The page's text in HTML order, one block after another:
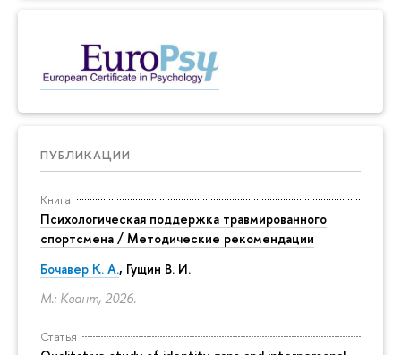
ПУБЛИКАЦИИ
Книга
Психологическая поддержка травмированного
спортсмена / Методические рекомендации
Бочавер К. А., Гущин В. И.
М.: Квант, 2026.
Статья